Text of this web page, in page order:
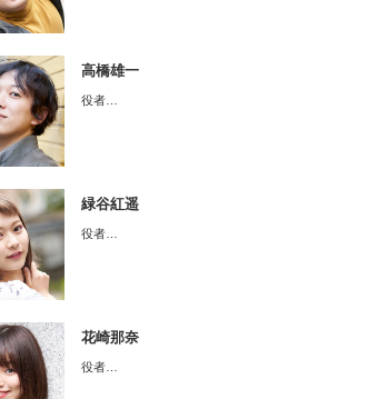
高橋雄一
役者…
緑谷紅遥
役者…
花崎那奈
役者…